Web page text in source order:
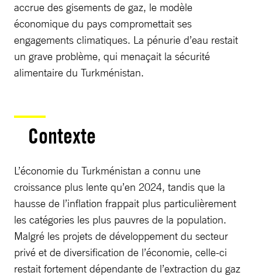
accrue des gisements de gaz, le modèle
économique du pays compromettait ses
engagements climatiques. La pénurie d’eau restait
un grave problème, qui menaçait la sécurité
alimentaire du Turkménistan.
Contexte
L’économie du Turkménistan a connu une
croissance plus lente qu’en 2024, tandis que la
hausse de l’inflation frappait plus particulièrement
les catégories les plus pauvres de la population.
Malgré les projets de développement du secteur
privé et de diversification de l’économie, celle-ci
restait fortement dépendante de l’extraction du gaz